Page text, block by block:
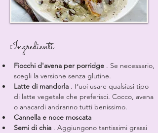
Ingredienti
Fiocchi d'avena per porridge . Se necessario,
scegli la versione senza glutine.
Latte di mandorla . Puoi usare qualsiasi tipo
di latte vegetale che preferisci. Cocco, avena
o anacardi andranno tutti benissimo.
Cannella e noce moscata
Semi di chia . Aggiungono tantissimi grassi